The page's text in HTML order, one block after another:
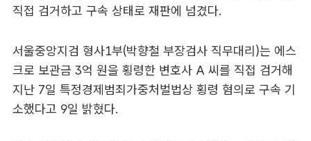
직접 검거하고 구속 상태로 재판에 넘겼다.
서울중앙지검 형사1부(박향철 부장검사 직무대리)는 에스
크로 보관금 3억 원을 횡령한 변호사 A 씨를 직접 검거해
지난 7일 특정경제범죄가중처벌법상 횡령 혐의로 구속 기
소했다고 9일 밝혔다.